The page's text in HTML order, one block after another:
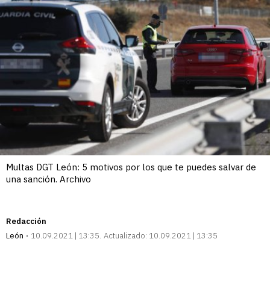
Multas DGT León: 5 motivos por los que te puedes salvar de
una sanción. Archivo
Redacción
León
10.09.2021 | 13:35 Actualizado: 10.09.2021 | 13:35